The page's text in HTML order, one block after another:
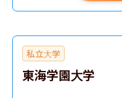
私立大学
東海学園大学